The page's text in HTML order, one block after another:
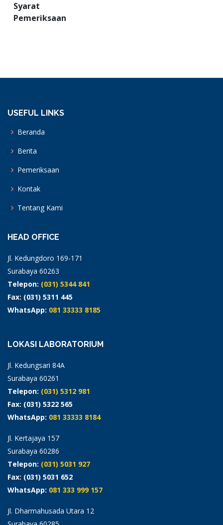
Syarat
Pemeriksaan
USEFUL LINKS
Beranda
Berita
Pemeriksaan
Kontak
Tentang Kami
HEAD OFFICE
Jl. Kedungdoro 169-171
Surabaya 60263
Telepon: (031) 5344 841
Fax: (031) 5311 445
WhatsApp: 081 33333 8185
LOKASI LABORATORIUM
Jl. Kedungsari 84A
Surabaya 60261
Telepon: (031) 5312 981
Fax: (031) 5322 565
WhatsApp: 081 33333 8184
Jl. Kertajaya 157
Surabaya 60286
Telepon: (031) 5031 927
Fax: (031) 5031 652
WhatsApp: 081 333 999 157
Jl. Dharmahusada Utara 12